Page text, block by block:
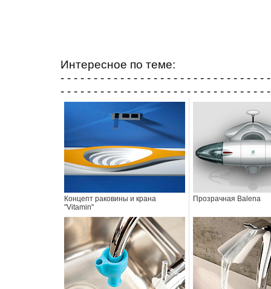
Интересное по теме:
- - - - - - - - - - - - - - - - - - - - - - - - - - - - - - -
- - - - - - - - - - - - - - - - - - - - - - - - - - - - - - -
Концепт раковины и крана
"Vitamin"
Прозрачная Balena